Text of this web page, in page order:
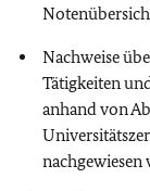
Nachweise
Tätigkeiten
anhand von
nachgewiesen